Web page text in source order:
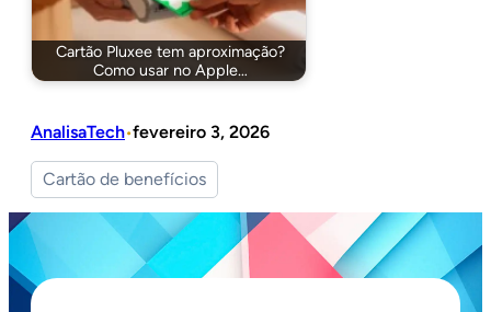
Cartão Pluxee tem aproximação?
Como usar no Apple…
AnalisaTech•fevereiro 3, 2026
Cartão de benefícios